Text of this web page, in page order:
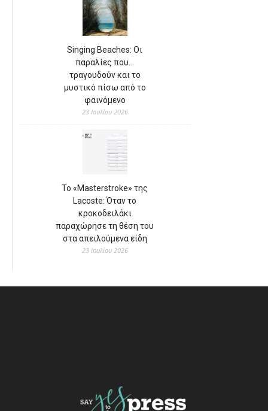
Singing Beaches: Οι
παραλίες που…
τραγουδούν και το
μυστικό πίσω από το
φαινόμενο
23 Ιουλίου 2026
Το «Masterstroke» της
Lacoste: Όταν το
κροκοδειλάκι
παραχώρησε τη θέση του
στα απειλούμενα είδη
23 Ιουλίου 2026